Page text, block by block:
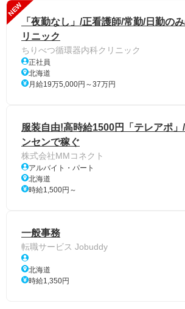
NEW
「夜勤なし」/正看護師/常勤/日勤の
リニック
ちりべつ循環器内科クリニック
正社員
北海道
月給19万5,000円～37万円
服装自由!高時給1500円「テレアポ」
ンセンで稼ぐ
株式会社MMコネクト
アルバイト・パート
北海道
時給1,500円～
一般事務
転職サービス Jobuddy
北海道
時給1,350円